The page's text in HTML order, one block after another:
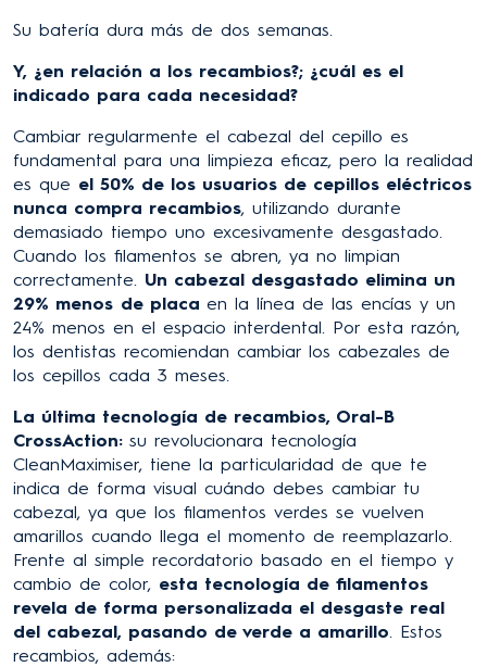
Su batería dura más de dos semanas.
Y, ¿en relación a los recambios?; ¿cuál es el
indicado para cada necesidad?
Cambiar regularmente el cabezal del cepillo es
fundamental para una limpieza eficaz, pero la realidad
es que el 50% de los usuarios de cepillos eléctricos
nunca compra recambios, utilizando durante
demasiado tiempo uno excesivamente desgastado.
Cuando los filamentos se abren, ya no limpian
correctamente. Un cabezal desgastado elimina un
29% menos de placa en la línea de las encías y un
24% menos en el espacio interdental. Por esta razón,
los dentistas recomiendan cambiar los cabezales de
los cepillos cada 3 meses.
La última tecnología de recambios, Oral-B
CrossAction: su revolucionara tecnología
CleanMaximiser, tiene la particularidad de que te
indica de forma visual cuándo debes cambiar tu
cabezal, ya que los filamentos verdes se vuelven
amarillos cuando llega el momento de reemplazarlo.
Frente al simple recordatorio basado en el tiempo y
cambio de color, esta tecnología de filamentos
revela de forma personalizada el desgaste real
del cabezal, pasando de verde a amarillo . Estos
recambios, además: